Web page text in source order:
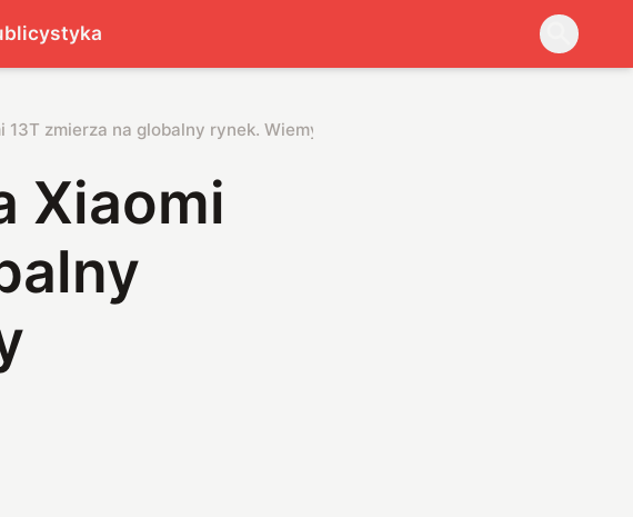
13T zmierza na globalny rynek. Wiemy, kiedy zadebiutuje
Xiaomi